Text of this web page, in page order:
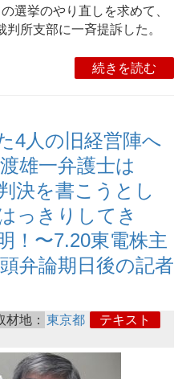
選挙のやり直しを求めて、
所支部に一斉提訴した。
続きを読む
4人の旧経営陣へ
雄一弁護士は
決を書こうとし
っきりしてき
！〜7.20東電株主
弁論期日後の記者
材地： 東京都
テキスト